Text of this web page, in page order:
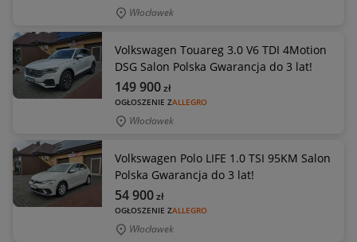
Włocławek
Volkswagen Touareg 3.0 V6 TDI 4Motion
DSG Salon Polska Gwarancja do 3 lat!
OGŁOSZENIE ZALLEGRO
149 900zł
Włocławek
Volkswagen Polo LIFE 1.0 TSI 95KM Salon
Polska Gwarancja do 3 lat!
OGŁOSZENIE ZALLEGRO
54 900zł
Włocławek